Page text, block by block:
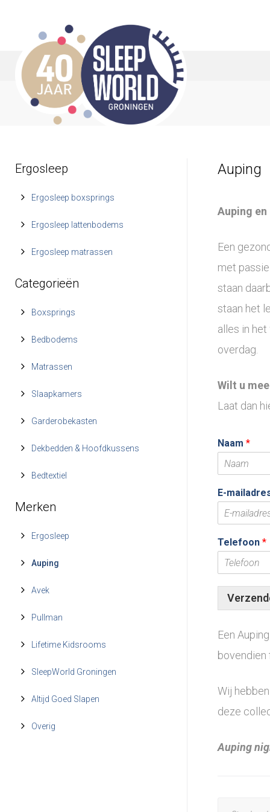
Auping
Auping
Een
met
staan
staan het
alles in
overdag.
Wilt u
Laat dan
Naam *
E-
Telefoon *
Een
bovendien
Wij
deze
Auping
Ergosleep
Ergosleep boxsprings
Ergosleep lattenbodems
Ergosleep matrassen
Categorieën
Boxsprings
Bedbodems
Matrassen
Slaapkamers
Garderobekasten
Dekbedden & Hoofdkussens
Bedtextiel
Merken
Ergosleep
Auping
Avek
Pullman
Lifetime Kidsrooms
SleepWorld Groningen
Altijd Goed Slapen
Overig